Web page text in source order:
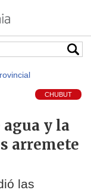
CHUBUT
y la
arremete
las